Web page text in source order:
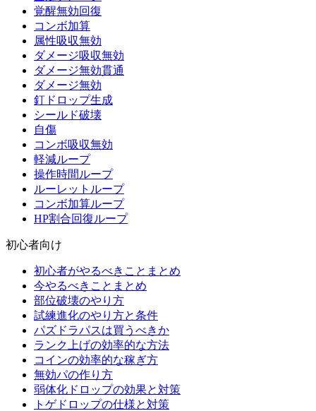
覚醒無効回復
コンボ加算
属性吸収無効
ダメージ吸収無効
ダメージ無効貫通
ダメージ無効
釘ドロップ生成
シールド破壊
自傷
コンボ吸収無効
軽減ループ
操作時間ループ
ルーレットループ
コンボ加算ループ
HP割合回復ループ
初心者向け
初心者がやるべきことまとめ
今やるべきことまとめ
部位破壊のやり方
試練進化のやり方と条件
パズドラパスは買うべきか
ランク上げの効率的な方法
コインの効率的な稼ぎ方
無効パの作り方
弱体化ドロップの効果と対策
トゲドロップの仕様と対策